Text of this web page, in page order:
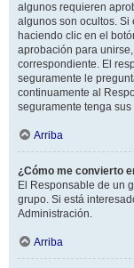
algunos requieren
algunos son ocultos. Si
haciendo clic en el
aprobación para
correspondiente. El
seguramente le
continuamente al
seguramente tenga sus
Arriba
¿Cómo me convierto
El Responsable de un
grupo. Si está
Administración.
Arriba